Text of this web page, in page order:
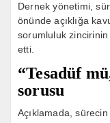
Dernek yönetimi,
önünde açıklığa
sorumluluk
etti.
“Tesadüf
sorusu
Açıklamada,